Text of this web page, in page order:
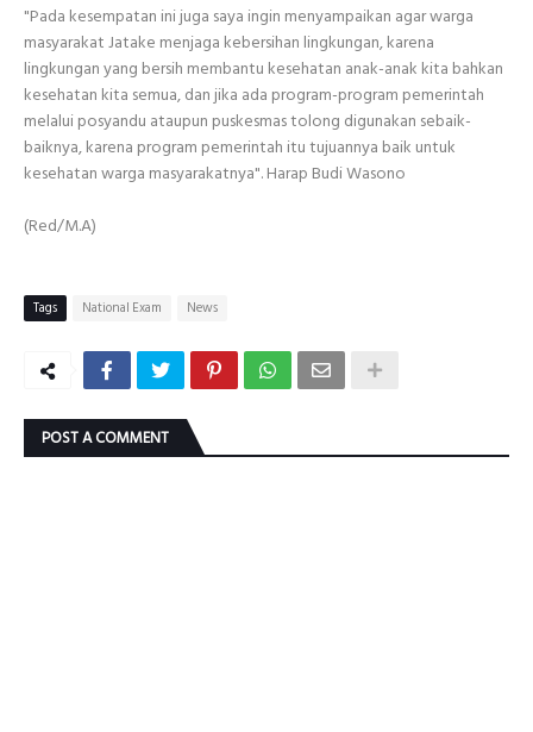
"Pada kesempatan ini juga saya ingin menyampaikan agar warga
masyarakat Jatake menjaga kebersihan lingkungan, karena
lingkungan yang bersih membantu kesehatan anak-anak kita bahkan
kesehatan kita semua, dan jika ada program-program pemerintah
melalui posyandu ataupun puskesmas tolong digunakan sebaik-
baiknya, karena program pemerintah itu tujuannya baik untuk
kesehatan warga masyarakatnya". Harap Budi Wasono
(Red/M.A)
Tags National Exam News
POST A COMMENT